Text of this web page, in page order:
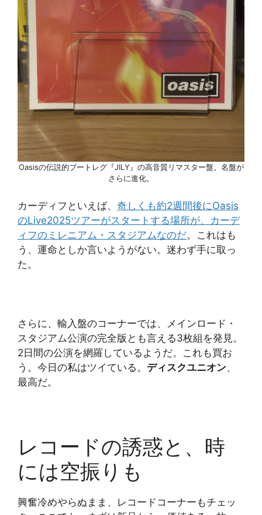
Oasisの伝説的ブートレグ『JILY』の高音質リマスター盤。名盤が
さらに進化。
カーディフといえば、 奇しくも約2週間後にOasis
のLive2025ツアーがスタートする場所が、カーデ
ィフのミレニアム・スタジアムなのだ。これはも
う、運命としか言いようがない。迷わず手に取っ
た。
さらに、輸入盤のコーナーでは、メインロード・
スタジアム公演の完全版とも言える3枚組を発見。
2日間の公演を網羅しているようだ。これも買お
う。今日の私はツイている。 ディスクユニオン、
最高だ。
レコードの誘惑と、時
には空振りも
興奮冷めやらぬまま、レコードコーナーもチェッ